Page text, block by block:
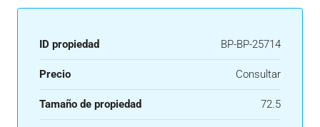
ID propiedad BP-BP-25714
Precio Consultar
Tamaño de propiedad 72.5